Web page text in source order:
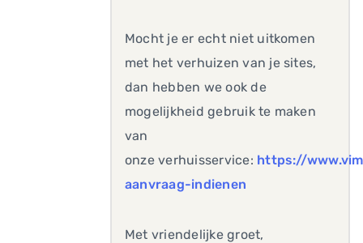
Mocht je er echt niet uitkomen
met het verhuizen van je sites,
dan hebben we ook de
mogelijkheid gebruik te maken
van
onze verhuisservice: https://
aanvraag-indienen
Met vriendelijke groet,